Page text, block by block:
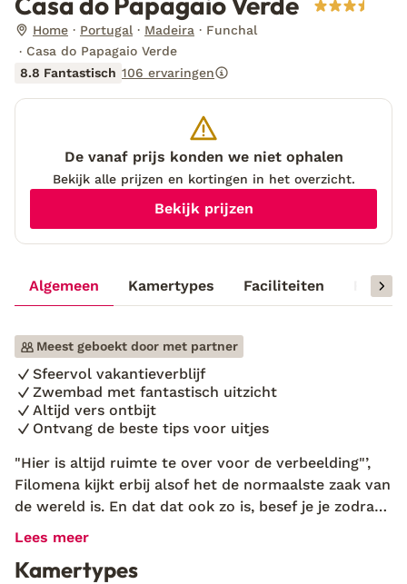
Home Portugal Madeira
Funchal
Casa do Papagaio Verde
8.8 Fantastisch 106 ervaringen
Algemeen Kamertypes Faciliteiten
Meest geboekt door met partner
Sfeervol vakantieverblijf
Zwembad met fantastisch uitzicht
Altijd vers ontbijt
Ontvang de beste tips voor uitjes
"Hier is altijd ruimte te over voor de verbeelding"’,
Filomena kijkt erbij alsof het de normaalste zaak van
de wereld is. En dat dat ook zo is, besef je je zodra je
het terrein van het prachtige architectenhuis
tuin van haar guesthouse Papagaio Verde en kijken
Lees meer
Kamertypes
De vanaf prijs konden we niet ophalen
Bekijk alle prijzen en kortingen in het overzicht.
Bekijk prijzen